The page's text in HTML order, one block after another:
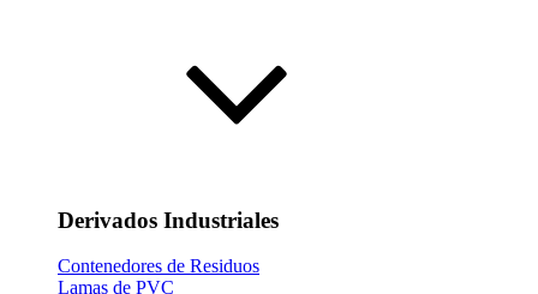
Derivados Industriales
Contenedores de Residuos
Lamas de PVC